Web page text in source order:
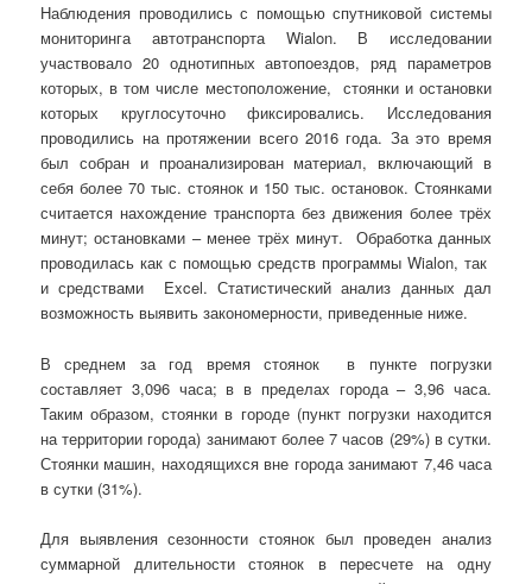
Наблюдения проводились с помощью спутниковой системы
мониторинга автотранспорта Wialon. В исследовании
участвовало 20 однотипных автопоездов, ряд параметров
которых, в том числе местоположение, стоянки и остановки
которых круглосуточно фиксировались. Исследования
проводились на протяжении всего 2016 года. За это время
был собран и проанализирован материал, включающий в
себя более 70 тыс. стоянок и 150 тыс. остановок. Стоянками
считается нахождение транспорта без движения более трёх
минут; остановками – менее трёх минут. Обработка данных
проводилась как с помощью средств программы Wialon, так
и средствами Excel. Статистический анализ данных дал
возможность выявить закономерности, приведенные ниже.
В среднем за год время стоянок в пункте погрузки
составляет 3,096 часа; в в пределах города – 3,96 часа.
Таким образом, стоянки в городе (пункт погрузки находится
на территории города) занимают более 7 часов (29%) в сутки.
Стоянки машин, находящихся вне города занимают 7,46 часа
в сутки (31%).
Для выявления сезонности стоянок был проведен анализ
суммарной длительности стоянок в пересчете на одну